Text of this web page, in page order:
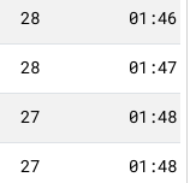
28
28
27
27